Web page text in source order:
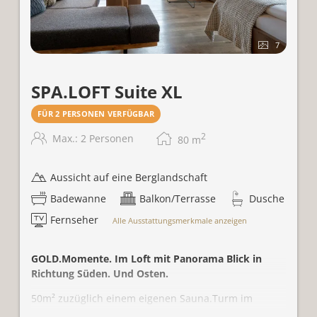
7
SPA.LOFT Suite XL
FÜR 2 PERSONEN VERFÜGBAR
Max.: 2 Personen 80 m2
Aussicht auf eine Berglandschaft
Badewanne
Balkon/Terrasse
Dusche
Fernseher
Alle Ausstattungsmerkmale anzeigen
GOLD.Momente. Im Loft mit Panorama Blick in
Richtung Süden. Und Osten.
50m² zuzüglich einem eigenen Sauna.Turm im